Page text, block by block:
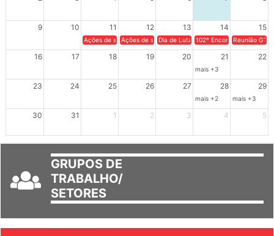
9 10 11 12 13 14 15
Ações de solidariedade a Cuba no Rio Grande do Sul - 100
Ações de solidariedade a Cuba no Rio Grande do
Dia de Luta em Defesa de Cuba e da
102º Encontro da
Reunião
16 17 18 19 20 21 22
mais +3
23 24 25 26 27 28 29
mais +2 mais +3
30 31 1 2 3 4 5
GRUPOS DE
TRABALHO/
SETORES